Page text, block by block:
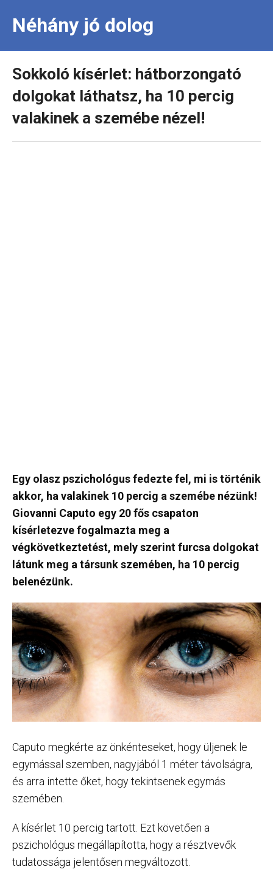
Néhány jó dolog
Sokkoló kísérlet: hátborzongató
dolgokat láthatsz, ha 10 percig
valakinek a szemébe nézel!
Egy olasz pszichológus fedezte fel, mi is történik
akkor, ha valakinek 10 percig a szemébe nézünk!
Giovanni Caputo egy 20 fős csapaton
kísérletezve fogalmazta meg a
végkövetkeztetést, mely szerint furcsa dolgokat
látunk meg a társunk szemében, ha 10 percig
belenézünk.
Caputo megkérte az önkénteseket, hogy üljenek le
egymással szemben, nagyjából 1 méter távolságra,
és arra intette őket, hogy tekintsenek egymás
szemében.
A kísérlet 10 percig tartott. Ezt követően a
pszichológus megállapította, hogy a résztvevők
tudatossága jelentősen megváltozott.